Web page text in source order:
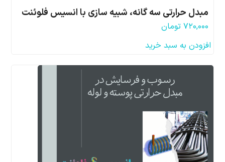
مبدل حرارتی سه گانه، شبیه سازی با انسیس فلوئنت
۷۲۰,۰۰۰ تومان
افزودن به سبد خرید